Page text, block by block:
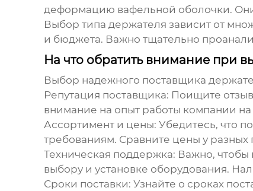
деформацию вафельной оболочки.
Выбор типа держателя зависит от
и бюджета. Важно тщательно
На что обратить внимание при
Выбор надежного поставщика
Репутация поставщика: Поищите
внимание на опыт работы компании на
Ассортимент и цены: Убедитесь, что
требованиям. Сравните цены у
Техническая поддержка: Важно, чтобы
выбору и установке оборудования.
Сроки поставки: Узнайте о сроках